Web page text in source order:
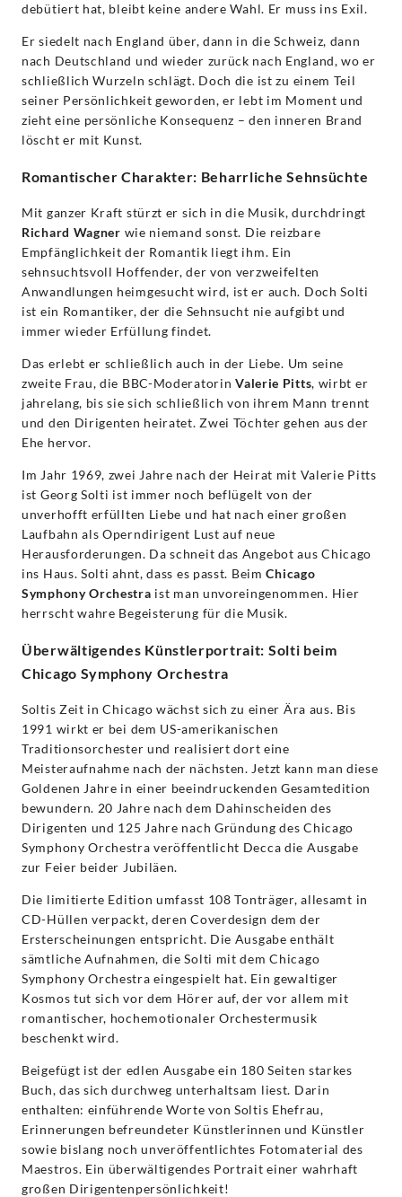
debütiert hat, bleibt keine andere Wahl. Er muss ins Exil.
Er siedelt nach England über, dann in die Schweiz, dann
nach Deutschland und wieder zurück nach England, wo er
schließlich Wurzeln schlägt. Doch die ist zu einem Teil
seiner Persönlichkeit geworden, er lebt im Moment und
zieht eine persönliche Konsequenz – den inneren Brand
löscht er mit Kunst.
Romantischer Charakter: Beharrliche Sehnsüchte
Mit ganzer Kraft stürzt er sich in die Musik, durchdringt
Richard Wagner wie niemand sonst. Die reizbare
Empfänglichkeit der Romantik liegt ihm. Ein
sehnsuchtsvoll Hoffender, der von verzweifelten
Anwandlungen heimgesucht wird, ist er auch. Doch Solti
ist ein Romantiker, der die Sehnsucht nie aufgibt und
immer wieder Erfüllung findet.
Das erlebt er schließlich auch in der Liebe. Um seine
zweite Frau, die BBC-ModeratorinValerie Pitts, wirbt er
jahrelang, bis sie sich schließlich von ihrem Mann trennt
und den Dirigenten heiratet. Zwei Töchter gehen aus der
Ehe hervor.
Im Jahr 1969, zwei Jahre nach der Heirat mit Valerie Pitts
ist Georg Solti ist immer noch beflügelt von der
unverhofft erfüllten Liebe und hat nach einer großen
Laufbahn als Operndirigent Lust auf neue
Herausforderungen. Da schneit das Angebot aus Chicago
ins Haus. Solti ahnt, dass es passt. BeimChicago
Symphony Orchestra ist man unvoreingenommen. Hier
herrscht wahre Begeisterung für die Musik.
Überwältigendes Künstlerportrait: Solti beim
Chicago Symphony Orchestra
Soltis Zeit in Chicago wächst sich zu einer Ära aus. Bis
1991 wirkt er bei dem US-amerikanischen
Traditionsorchester und realisiert dort eine
Meisteraufnahme nach der nächsten. Jetzt kann man diese
Goldenen Jahre in einer beeindruckenden Gesamtedition
bewundern. 20 Jahre nach dem Dahinscheiden des
Dirigenten und 125 Jahre nach Gründung des Chicago
Symphony Orchestra veröffentlicht Decca die Ausgabe
zur Feier beider Jubiläen.
Die limitierte Edition umfasst 108 Tonträger, allesamt in
CD-Hüllen verpackt, deren Coverdesign dem der
Ersterscheinungen entspricht. Die Ausgabe enthält
sämtliche Aufnahmen, die Solti mit dem Chicago
Symphony Orchestra eingespielt hat. Ein gewaltiger
Kosmos tut sich vor dem Hörer auf, der vor allem mit
romantischer, hochemotionaler Orchestermusik
beschenkt wird.
Beigefügt ist der edlen Ausgabe ein 180 Seiten starkes
Buch, das sich durchweg unterhaltsam liest. Darin
enthalten: einführende Worte von Soltis Ehefrau,
Erinnerungen befreundeter Künstlerinnen und Künstler
sowie bislang noch unveröffentlichtes Fotomaterial des
Maestros. Ein überwältigendes Portrait einer wahrhaft
großen Dirigentenpersönlichkeit!